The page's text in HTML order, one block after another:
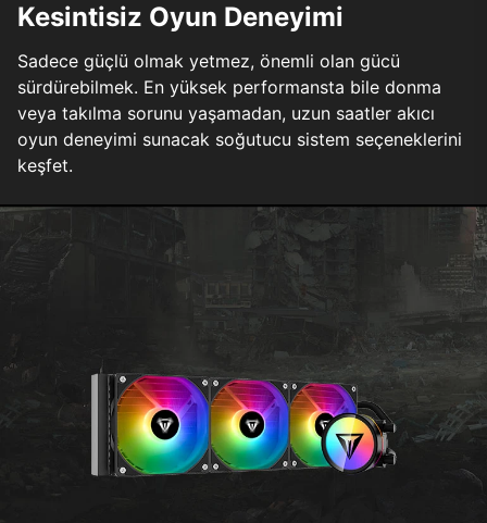
Kesintisiz Oyun Deneyimi
Sadece güçlü olmak yetmez, önemli olan gücü
sürdürebilmek. En yüksek performansta bile donma
veya takılma sorunu yaşamadan, uzun saatler akıcı
oyun deneyimi sunacak soğutucu sistem seçeneklerini
keşfet.